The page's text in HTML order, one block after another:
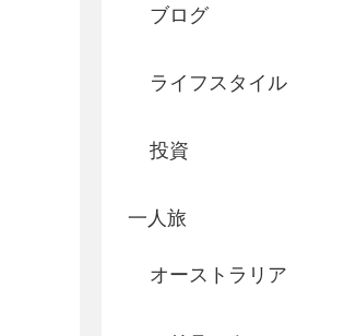
ブログ
ライフスタイル
投資
一人旅
オーストラリア